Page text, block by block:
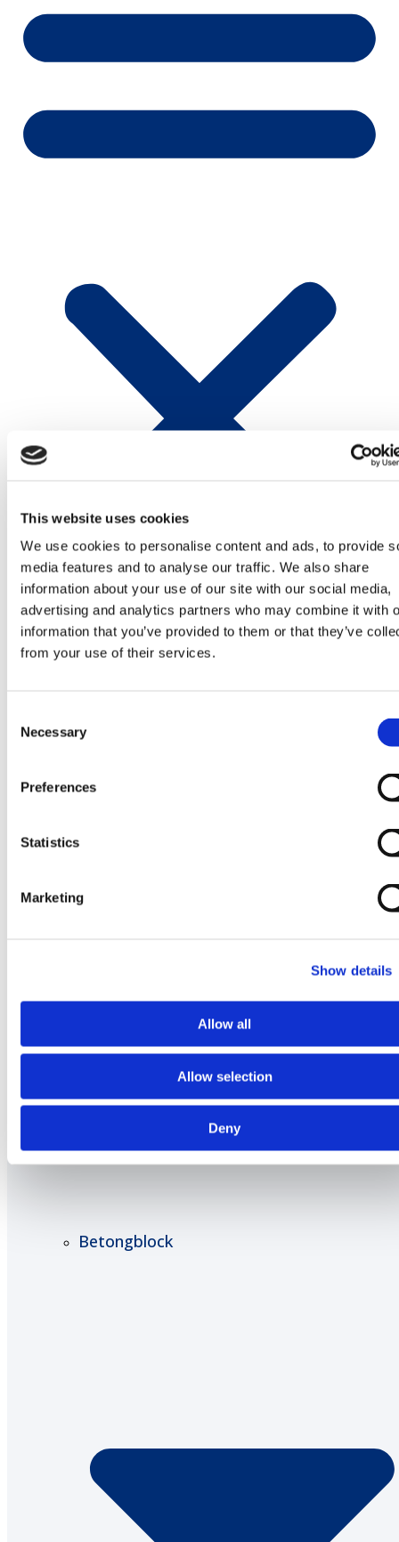
This website uses cookies
We use cookies to personalise content and ads, to provide
media features and to analyse our traffic. We also share
information about your use of our site with our social media,
advertising and analytics partners who may combine it with
information that you’ve provided to them or that they’ve
from your use of their services.
Selection
Necessary
Preferences
Statistics
Marketing
Show details
Allow all
Allow selection
Deny
Produkter
Betongblock